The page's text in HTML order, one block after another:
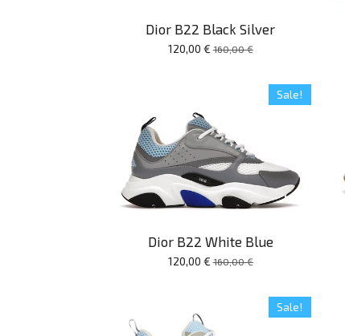
Dior B22 Black Silver
120,00 € 160,00 €
Sale!
Dior B22 White Blue
120,00 € 160,00 €
Sale!